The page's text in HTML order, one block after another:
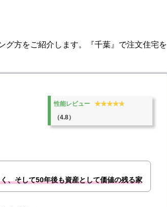
グ方をご紹介します。『千葉』で注文住宅を
性能レビュー ★★★★★
★★★★★
（4.8）
、そして50年後も資産として価値の残る家